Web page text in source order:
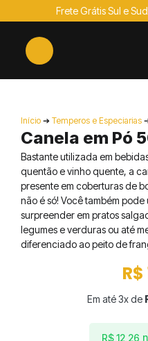
Frete Grátis Sul e
Início ➔ Temperos e Especiarias
Canela em Pó
Bastante utilizada em
quentão e vinho quente, a
presente em coberturas de
não é só! Você também
surpreender em pratos
legumes e verduras ou até
diferenciado ao peito de
R$
R$12,26
Em até 3x de